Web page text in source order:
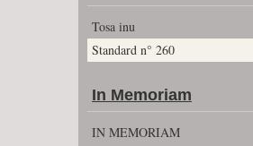
Tosa inu
Standard n° 260
In Memoriam
IN MEMORIAM